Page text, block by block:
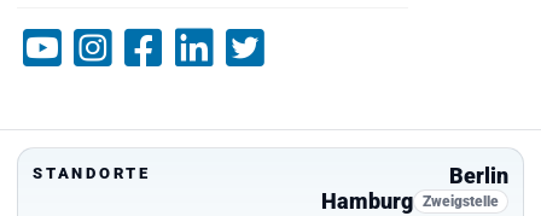
STANDORTE
Berlin
Hamburg Zweigstelle